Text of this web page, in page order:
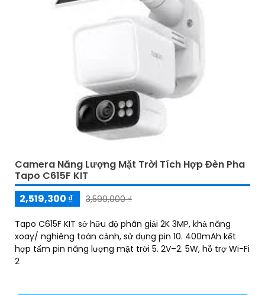
Camera Năng Lượng Mặt Trời Tích Hợp Đèn Pha
Tapo C615F KIT
2,519,300 ₫
3,599,000 ₫
Tapo C615F KIT sở hữu độ phân giải 2K 3MP, khả năng
xoay/ nghiêng toàn cảnh, sử dụng pin 10. 400mAh kết
hợp tấm pin năng lượng mặt trời 5. 2V–2. 5W, hỗ trợ Wi-Fi
2